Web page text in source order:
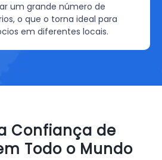
um grande número de
o que o torna ideal para
em diferentes locais.
Confiança de
Todo o Mundo